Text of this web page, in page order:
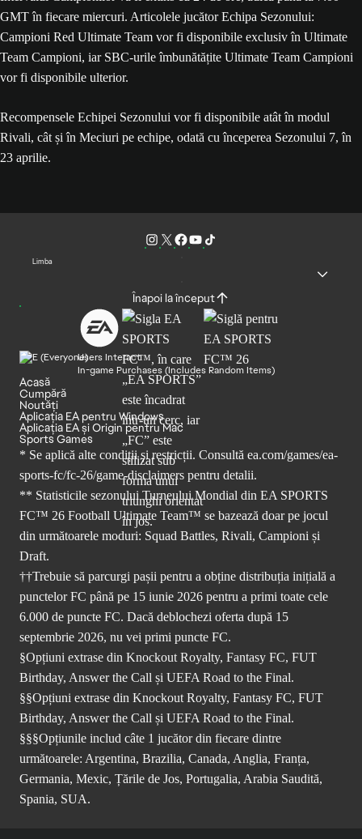
GMT în fiecare miercuri. Articolele jucător Echipa Sezonului:
Campioni Red Ultimate Team vor fi disponibile exclusiv în Ultimate
Team Campioni, iar SBC-urile îmbunătățite Ultimate Team Campioni
vor fi disponibile ulterior.
Recompensele Echipei Sezonului vor fi disponibile atât în modul
Rivali, cât și în Meciuri pe echipe, odată cu începerea Sezonului 7, în
23 aprilie.
Limba
Înapoi la început
Users Interact
In-game Purchases (Includes Random Items)
Acasă
Cumpără
Noutăți
Aplicația EA pentru Windows
Aplicația EA și Origin pentru Mac
Sports Games
* Se aplică alte condiții și restricții. Consultă ea.com/games/ea-
sports-fc/fc-26/game-disclaimers pentru detalii.
** Statisticile sezonului Turneului Mondial din EA SPORTS
FC™ 26 Football Ultimate Team™ se bazează doar pe jocul
din următoarele moduri: Squad Battles, Rivali, Campioni și
Draft.
††Trebuie să parcurgi pașii pentru a obține distribuția inițială a
punctelor FC până pe 15 iunie 2026 pentru a primi toate cele
6.000 de puncte FC. Dacă deblochezi oferta după 15
septembrie 2026, nu vei primi puncte FC.
§Opțiuni extrase din Knockout Royalty, Fantasy FC, FUT
Birthday, Answer the Call și UEFA Road to the Final.
§§Opțiuni extrase din Knockout Royalty, Fantasy FC, FUT
Birthday, Answer the Call și UEFA Road to the Final.
§§§Opțiunile includ câte 1 jucător din fiecare dintre
următoarele: Argentina, Brazilia, Canada, Anglia, Franța,
Germania, Mexic, Țările de Jos, Portugalia, Arabia Saudită,
Spania, SUA.